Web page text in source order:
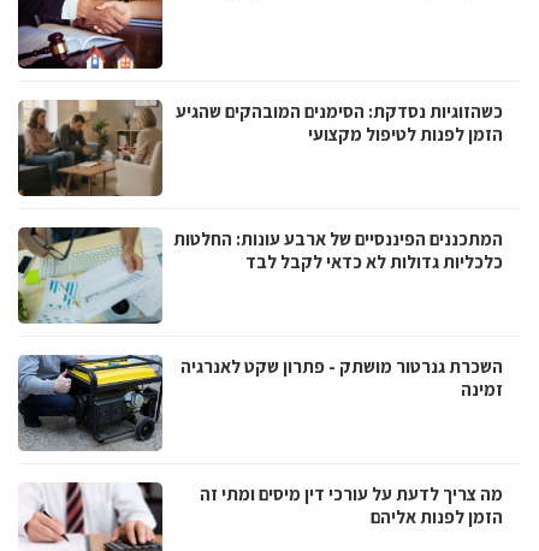
כשהזוגיות נסדקת: הסימנים המובהקים שהגיע
הזמן לפנות לטיפול מקצועי
המתכננים הפיננסיים של ארבע עונות: החלטות
כלכליות גדולות לא כדאי לקבל לבד
השכרת גנרטור מושתק - פתרון שקט לאנרגיה
זמינה
מה צריך לדעת על עורכי דין מיסים ומתי זה
הזמן לפנות אליהם